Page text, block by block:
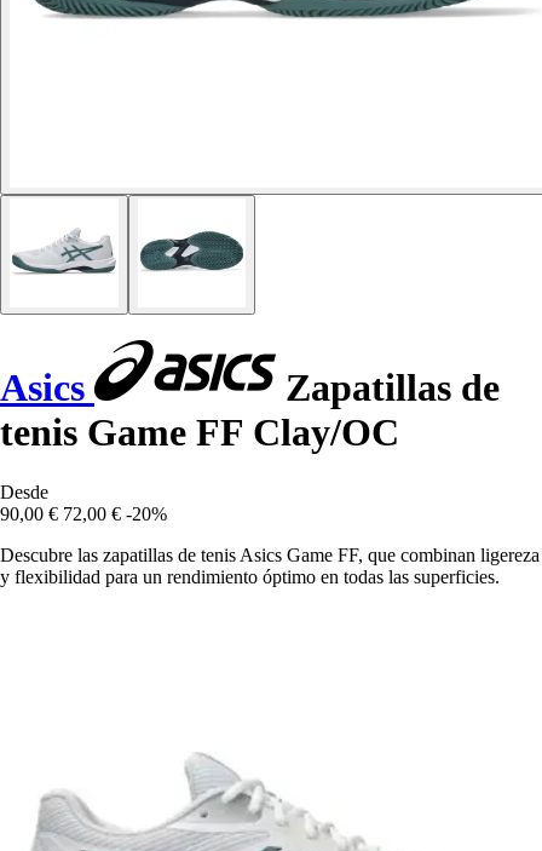
Asics
Zapatillas de
tenis Game FF Clay/OC
Desde
90,00 € 72,00 € -20%
Descubre las zapatillas de tenis Asics Game FF, que combinan ligereza
y flexibilidad para un rendimiento óptimo en todas las superficies.